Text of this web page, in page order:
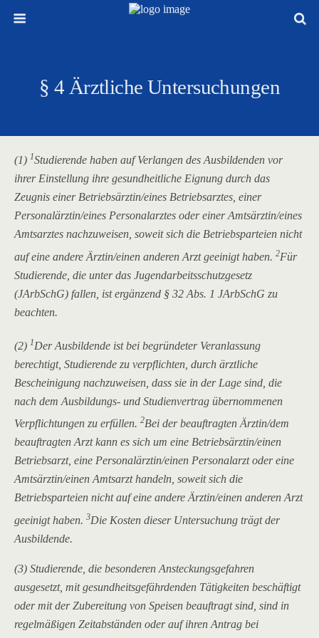
§ 4 Ärztliche Untersuchungen
(1) 1Studierende haben auf Verlangen des Ausbildenden vor
ihrer Einstellung ihre gesundheitliche Eignung durch das
Zeugnis einer Betriebsärztin/eines Betriebsarztes, einer
Personalärztin/eines Personalarztes oder einer Amtsärztin/eines
Amtsarztes nachzuweisen, soweit sich die Betriebsparteien nicht
auf eine andere Ärztin/einen anderen Arzt geeinigt haben. 2Für
Studierende, die unter das Jugendarbeitsschutzgesetz
(JArbSchG) fallen, ist ergänzend § 32 Abs. 1 JArbSchG zu
beachten.
(2) 1Der Ausbildende ist bei begründeter Veranlassung
berechtigt, Studierende zu verpflichten, durch ärztliche
Bescheinigung nachzuweisen, dass sie in der Lage sind, die
nach dem Ausbildungs- und Studienvertrag übernommenen
Verpflichtungen zu erfüllen. 2Bei der beauftragten Ärztin/dem
beauftragten Arzt kann es sich um eine Betriebsärztin/einen
Betriebsarzt, eine Personalärztin/einen Personalarzt oder eine
Amtsärztin/einen Amtsarzt handeln, soweit sich die
Betriebsparteien nicht auf eine andere Ärztin/einen anderen Arzt
geeinigt haben. 3Die Kosten dieser Untersuchung trägt der
Ausbildende.
(3) Studierende, die besonderen Ansteckungsgefahren
ausgesetzt, mit gesundheitsgefährdenden Tätigkeiten beschäftigt
oder mit der Zubereitung von Speisen beauftragt sind, sind in
regelmäßigen Zeitabständen oder auf ihren Antrag bei